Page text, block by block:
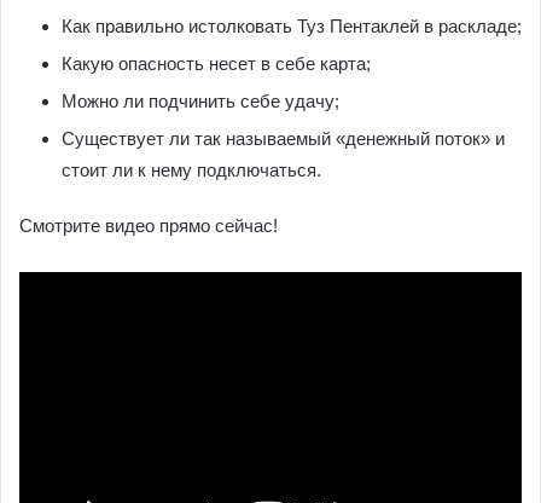
Как правильно истолковать Туз Пентаклей в раскладе;
Какую опасность несет в себе карта;
Можно ли подчинить себе удачу;
Существует ли так называемый «денежный поток» и
стоит ли к нему подключаться.
Смотрите видео прямо сейчас!